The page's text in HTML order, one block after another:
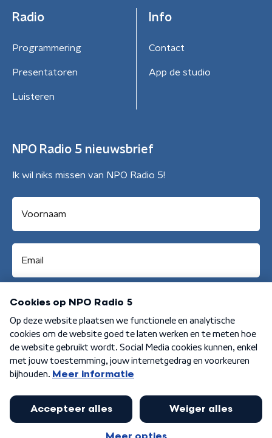
Radio
Programmering
Presentatoren
Luisteren
Info
Contact
App de studio
NPO Radio 5 nieuwsbrief
Ik wil niks missen van NPO Radio 5!
Aanmelden
Algemene voorwaarden